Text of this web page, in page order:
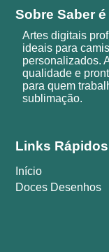
Sobre Saber
Artes digitais
ideais para
personalizados.
qualidade e
para quem
sublimação.
Links Rápidos
Início
Doces Desenhos